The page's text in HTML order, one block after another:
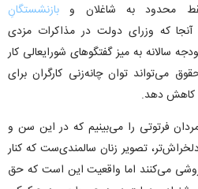
محدود به شاغلان و بازنشستگانِ
که وزرای دولت در مذاکرات مزدی
سالانه به میز گفتگوهای شورایعالی کار
حقوق می‌تواند توان چانه‌زنی کارگران برای
فرتوتی را می‌بینیم که در این سن و
تصویر زنان سالمندی‌ست که کنار
می‌کنند اما واقعیت این است که حق